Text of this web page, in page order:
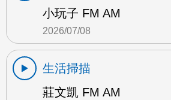
小玩子 FM AM
2026/07/08
生活掃描
莊文凱 FM AM